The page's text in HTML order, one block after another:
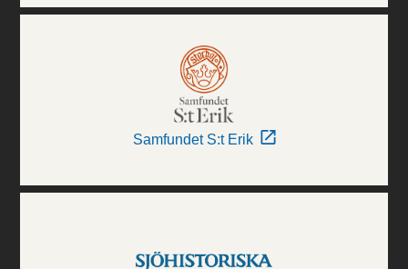
Samfundet S:t Erik